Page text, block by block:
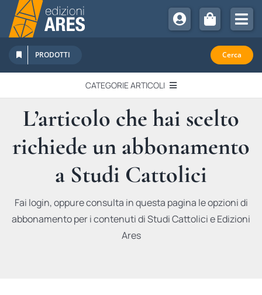
Salta
contenuto
Chi Siamo
Sostienici
Abbonamenti
Promozioni
Newsletter
PRODOTTI Cerca
CATEGORIE ARTICOLI
EDITORIALI
IN QUESTO NUMERO
RECENSIONI
L’articolo che hai scelto
richiede un abbonamento
a Studi Cattolici
Fai login, oppure consulta in questa pagina le opzioni di
abbonamento per i contenuti di Studi Cattolici e Edizioni
Ares